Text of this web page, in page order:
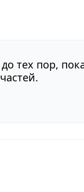
тех пор,